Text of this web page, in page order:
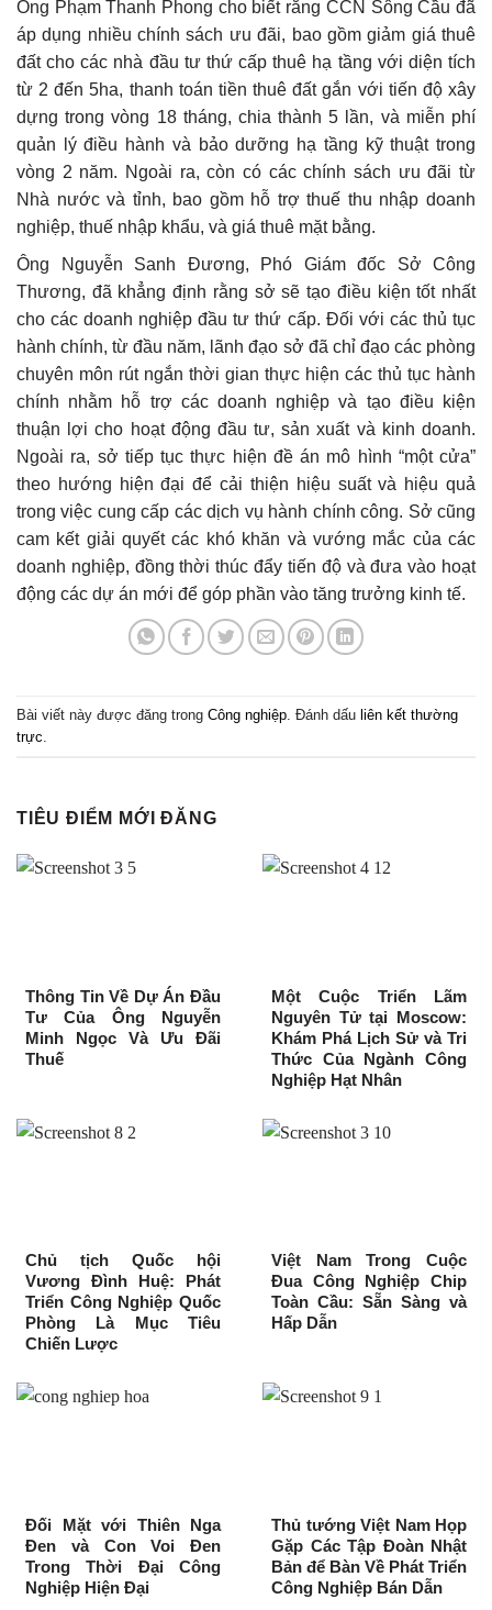
Ông Phạm Thanh Phong cho biết rằng CCN Sông Cầu đã
áp dụng nhiều chính sách ưu đãi, bao gồm giảm giá thuê
đất cho các nhà đầu tư thứ cấp thuê hạ tầng với diện tích
từ 2 đến 5ha, thanh toán tiền thuê đất gắn với tiến độ xây
dựng trong vòng 18 tháng, chia thành 5 lần, và miễn phí
quản lý điều hành và bảo dưỡng hạ tầng kỹ thuật trong
vòng 2 năm. Ngoài ra, còn có các chính sách ưu đãi từ
Nhà nước và tỉnh, bao gồm hỗ trợ thuế thu nhập doanh
nghiệp, thuế nhập khẩu, và giá thuê mặt bằng.
Ông Nguyễn Sanh Đương, Phó Giám đốc Sở Công
Thương, đã khẳng định rằng sở sẽ tạo điều kiện tốt nhất
cho các doanh nghiệp đầu tư thứ cấp. Đối với các thủ tục
hành chính, từ đầu năm, lãnh đạo sở đã chỉ đạo các phòng
chuyên môn rút ngắn thời gian thực hiện các thủ tục hành
chính nhằm hỗ trợ các doanh nghiệp và tạo điều kiện
thuận lợi cho hoạt động đầu tư, sản xuất và kinh doanh.
Ngoài ra, sở tiếp tục thực hiện đề án mô hình “một cửa”
theo hướng hiện đại để cải thiện hiệu suất và hiệu quả
trong việc cung cấp các dịch vụ hành chính công. Sở cũng
cam kết giải quyết các khó khăn và vướng mắc của các
doanh nghiệp, đồng thời thúc đẩy tiến độ và đưa vào hoạt
động các dự án mới để góp phần vào tăng trưởng kinh tế.
Bài viết này được đăng trong Công nghiệp . Đánh dấu liên kết thường
trực
TIÊU ĐIỂM MỚI ĐĂNG
Thông Tin Về Dự Án Đầu
Tư Của Ông Nguyễn
Minh Ngọc Và Ưu Đãi
Thuế
Một Cuộc Triển Lãm
Nguyên Tử tại Moscow:
Khám Phá Lịch Sử và Tri
Thức Của Ngành Công
Nghiệp Hạt Nhân
Chủ tịch Quốc hội
Vương Đình Huệ: Phát
Triển Công Nghiệp Quốc
Phòng Là Mục Tiêu
Chiến Lược
Việt Nam Trong Cuộc
Đua Công Nghiệp Chip
Toàn Cầu: Sẵn Sàng và
Hấp Dẫn
Đối Mặt với Thiên Nga
Đen và Con Voi Đen
Trong Thời Đại Công
Nghiệp Hiện Đại
Thủ tướng Việt Nam Họp
Gặp Các Tập Đoàn Nhật
Bản để Bàn Về Phát Triển
Công Nghiệp Bán Dẫn